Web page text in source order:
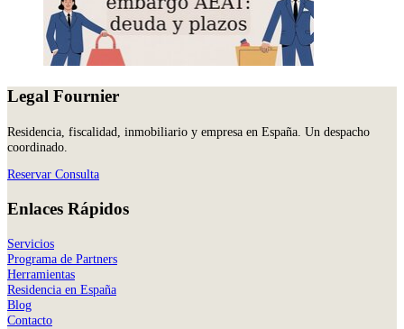
Legal Fournier
Residencia, fiscalidad, inmobiliario y empresa en España. Un despacho
coordinado.
Reservar Consulta
Enlaces Rápidos
Servicios
Programa de Partners
Herramientas
Residencia en España
Blog
Contacto